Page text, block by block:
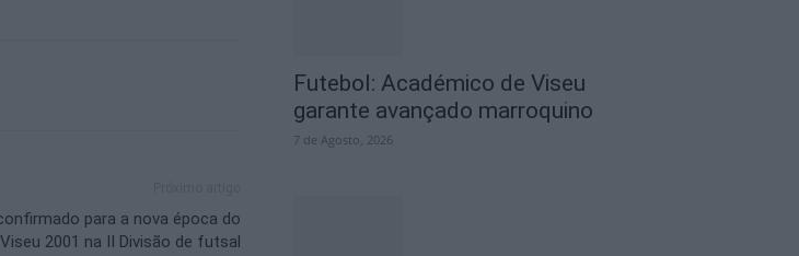
para a nova época do
Viseu 2001 na II Divisão de futsal
Futebol: Académico de Viseu
garante avançado marroquino
7 de Agosto, 2026